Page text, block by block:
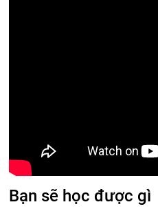
Bạn sẽ học được gì